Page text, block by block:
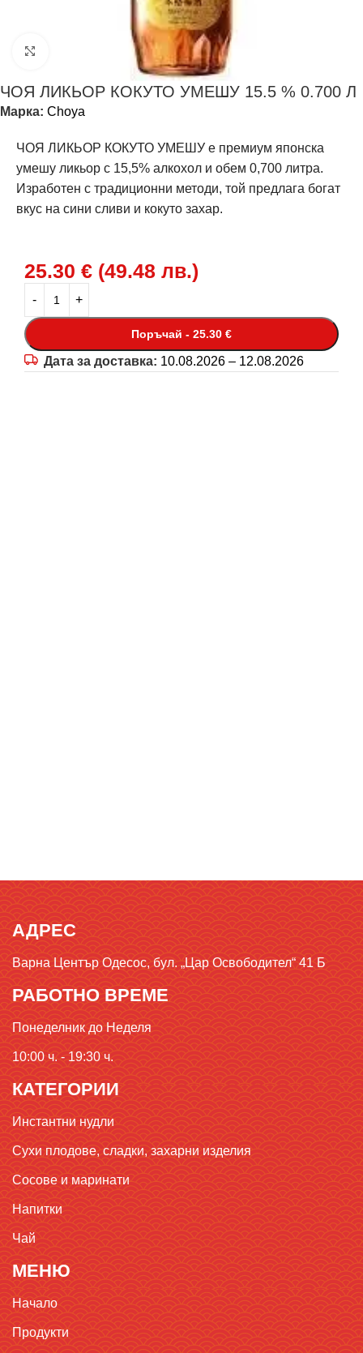
Щракнете за уголемяване
ЧОЯ ЛИКЬОР КОКУТО УМЕШУ 15.5 % 0.700 Л
Марка: Choya
ЧОЯ ЛИКЬОР КОКУТО УМЕШУ е премиум японска
умешу ликьор с 15,5% алкохол и обем 0,700 литра.
Изработен с традиционни методи, той предлага богат
вкус на сини сливи и кокуто захар.
25.30 € (49.48 лв.)
Поръчай - 25.30 €
Дата за доставка: 10.08.2026 – 12.08.2026
АДРЕС
Варна Център Одесос, бул. „Цар Освободител“ 41 Б
РАБОТНО ВРЕМЕ
Понеделник до Неделя
10:00 ч. - 19:30 ч.
КАТЕГОРИИ
Инстантни нудли
Сухи плодове, сладки, захарни изделия
Сосове и маринати
Напитки
Чай
МЕНЮ
Начало
Продукти